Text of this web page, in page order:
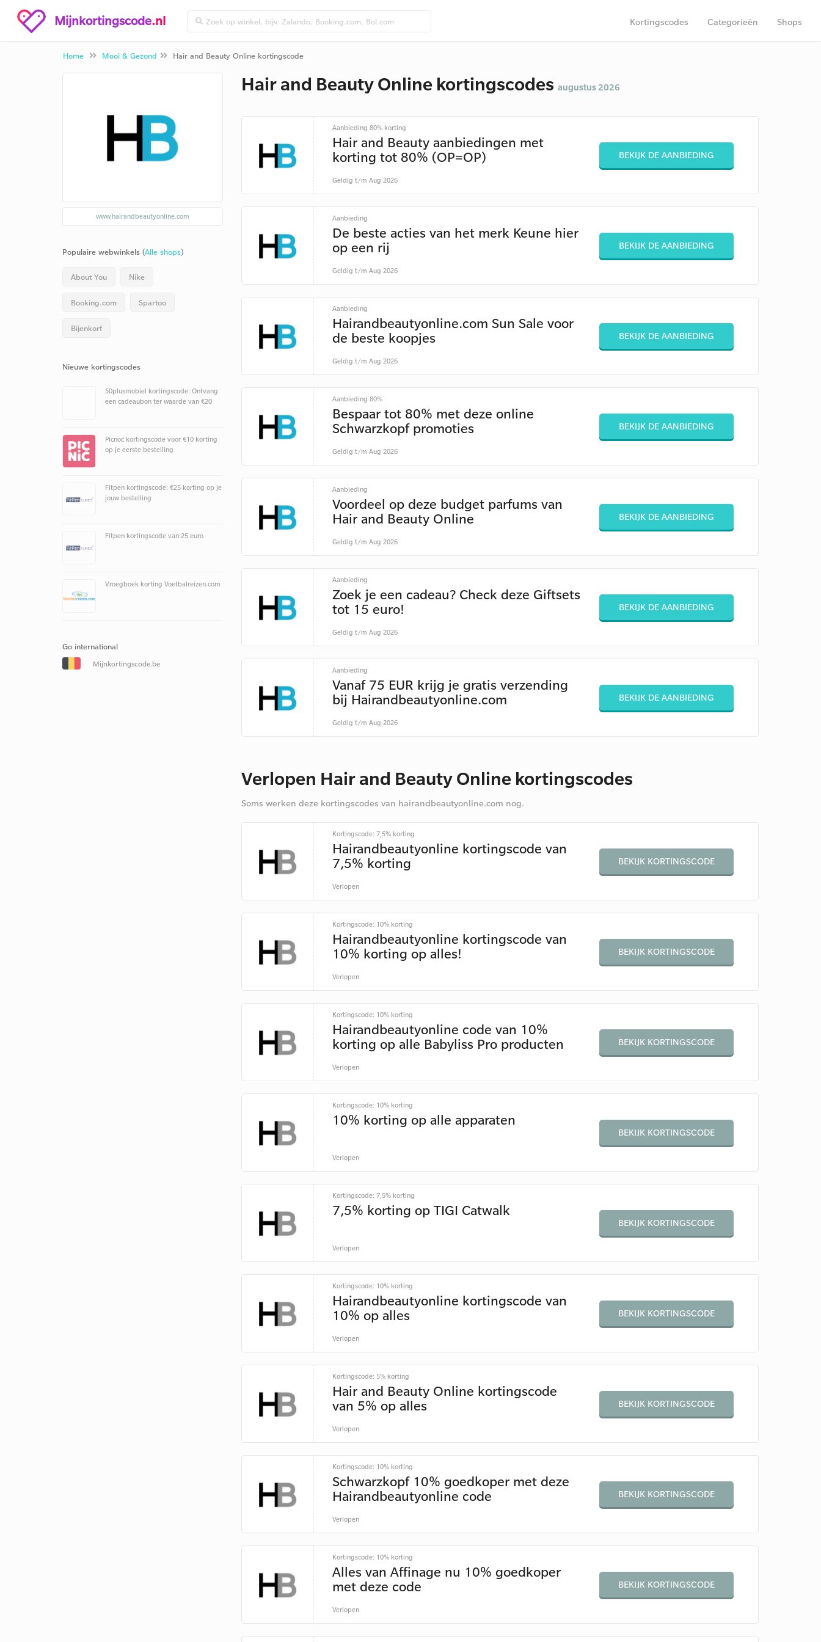
Mijnkortingscode.nl Kortingscodes Categorieën Shops
Home Mooi & Gezond Hair and Beauty Online kortingscode
Hair and Beauty Online kortingscodes augustus 2026
Aanbieding 80% korting
Hair and Beauty aanbiedingen met
korting tot 80% (OP=OP)
Geldig t/m Aug 2026
BEKIJK DE AANBIEDING
Aanbieding
De beste acties van het merk Keune hier
op een rij
Geldig t/m Aug 2026
BEKIJK DE AANBIEDING
Aanbieding
Hairandbeautyonline.com Sun Sale voor
de beste koopjes
Geldig t/m Aug 2026
BEKIJK DE AANBIEDING
Aanbieding 80%
Bespaar tot 80% met deze online
Schwarzkopf promoties
Geldig t/m Aug 2026
BEKIJK DE AANBIEDING
Aanbieding
Voordeel op deze budget parfums van
Hair and Beauty Online
Geldig t/m Aug 2026
BEKIJK DE AANBIEDING
Aanbieding
Zoek je een cadeau? Check deze Giftsets
tot 15 euro!
Geldig t/m Aug 2026
BEKIJK DE AANBIEDING
Aanbieding
Vanaf 75 EUR krijg je gratis verzending
bij Hairandbeautyonline.com
Geldig t/m Aug 2026
BEKIJK DE AANBIEDING
Verlopen Hair and Beauty Online kortingscodes
Soms werken deze kortingscodes van hairandbeautyonline.com nog.
Kortingscode: 7,5% korting
Hairandbeautyonline kortingscode van
7,5% korting
Verlopen
BEKIJK KORTINGSCODE
Kortingscode: 10% korting
Hairandbeautyonline kortingscode van
10% korting op alles!
Verlopen
BEKIJK KORTINGSCODE
Kortingscode: 10% korting
Hairandbeautyonline code van 10%
korting op alle Babyliss Pro producten
Verlopen
BEKIJK KORTINGSCODE
Kortingscode: 10% korting
10% korting op alle apparaten
Verlopen
BEKIJK KORTINGSCODE
Kortingscode: 7,5% korting
7,5% korting op TIGI Catwalk
Verlopen
BEKIJK KORTINGSCODE
Kortingscode: 10% korting
Hairandbeautyonline kortingscode van
10% op alles
Verlopen
BEKIJK KORTINGSCODE
Kortingscode: 5% korting
Hair and Beauty Online kortingscode
van 5% op alles
Verlopen
BEKIJK KORTINGSCODE
Kortingscode: 10% korting
Schwarzkopf 10% goedkoper met deze
Hairandbeautyonline code
Verlopen
BEKIJK KORTINGSCODE
Kortingscode: 10% korting
Alles van Affinage nu 10% goedkoper
met deze code
Verlopen
BEKIJK KORTINGSCODE
www.hairandbeautyonline.com
Populaire webwinkels (Alle shops)
About You Nike
Booking.com Spartoo
Bijenkorf
Nieuwe kortingscodes
50plusmobiel kortingscode: Ontvang
een cadeaubon ter waarde van €20
Picnoc kortingscode voor €10 korting
op je eerste bestelling
Fitpen kortingscode: €25 korting op je
jouw bestelling
Fitpen kortingscode van 25 euro
Vroegboek korting Voetbalreizen.com
Go international
Mijnkortingscode.be